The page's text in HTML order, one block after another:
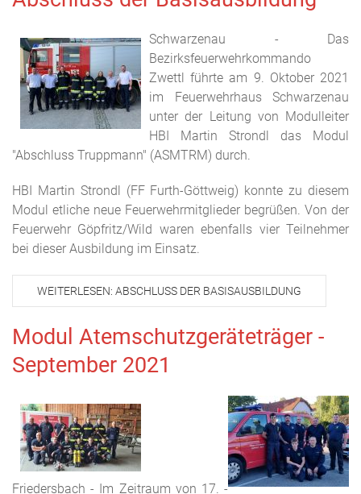
Schwarzenau - Das
Bezirksfeuerwehrkommando
Zwettl führte am 9. Oktober 2021
im Feuerwehrhaus Schwarzenau
unter der Leitung von Modulleiter
HBI Martin Strondl das Modul
"Abschluss Truppmann" (ASMTRM) durch.
HBI Martin Strondl (FF Furth-Göttweig) konnte zu diesem
Modul etliche neue Feuerwehrmitglieder begrüßen. Von der
Feuerwehr Göpfritz/Wild waren ebenfalls vier Teilnehmer
bei dieser Ausbildung im Einsatz.
WEITERLESEN: ABSCHLUSS DER BASISAUSBILDUNG
Modul Atemschutzgeräteträger -
September 2021
Friedersbach - Im Zeitraum von 17. -